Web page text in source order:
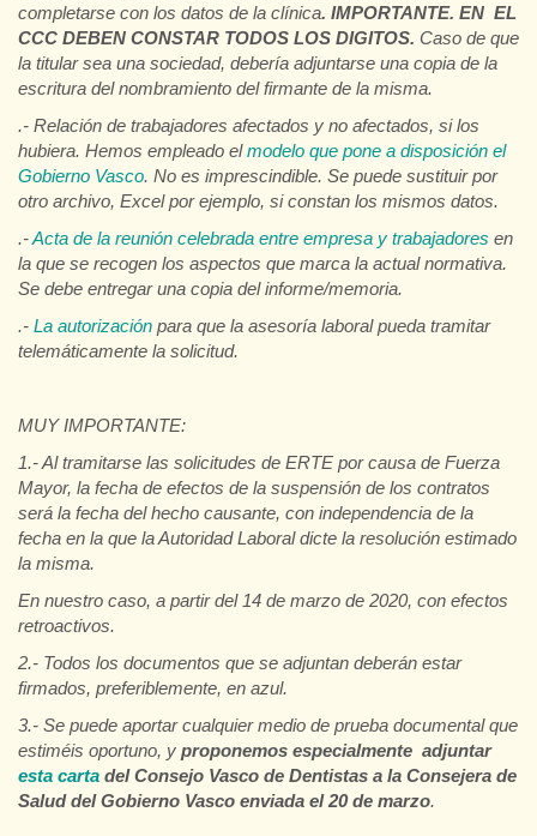
completarse con los datos de la clínica. IMPORTANTE. EN EL
CCC DEBEN CONSTAR TODOS LOS DIGITOS. Caso de que
la titular sea una sociedad, debería adjuntarse una copia de la
escritura del nombramiento del firmante de la misma.
.- Relación de trabajadores afectados y no afectados, si los
hubiera. Hemos empleado elmodelo que pone a disposición el
Gobierno Vasco. No es imprescindible. Se puede sustituir por
otro archivo, Excel por ejemplo, si constan los mismos datos.
.-Acta de la reunión celebrada entre empresa y trabajadores en
la que se recogen los aspectos que marca la actual normativa.
Se debe entregar una copia del informe/memoria.
.- La autorización para que la asesoría laboral pueda tramitar
telemáticamente la solicitud.
MUY IMPORTANTE:
1.- Al tramitarse las solicitudes de ERTE por causa de Fuerza
Mayor, la fecha de efectos de la suspensión de los contratos
será la fecha del hecho causante, con independencia de la
fecha en la que la Autoridad Laboral dicte la resolución estimado
la misma.
En nuestro caso, a partir del 14 de marzo de 2020, con efectos
retroactivos.
2.- Todos los documentos que se adjuntan deberán estar
firmados, preferiblemente, en azul.
3.- Se puede aportar cualquier medio de prueba documental que
estiméis oportuno, y proponemos especialmente adjuntar
esta carta del Consejo Vasco de Dentistas a la Consejera de
Salud del Gobierno Vasco enviada el 20 de marzo.